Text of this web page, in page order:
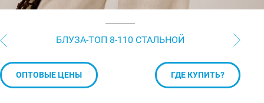
БЛУЗА-ТОП 8-110 СТАЛЬНОЙ
ОПТОВЫЕ ЦЕНЫ ГДЕ КУПИТЬ?